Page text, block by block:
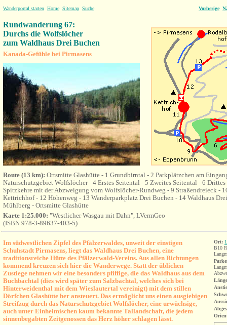
Wanderportal starten Home Sitemap Suche Vorherige
Rundwanderung 67:
Durchs die Wolfslöcher
zum Waldhaus Drei Buchen
Kanada-Gefühle bei Pirmasens
Route (13 km): Ortsmitte Glashütte - 1 Grundbirntal - 2 Parkplätzchen am
Naturschutzgebiet Wolfslöcher - 4 Erstes Seitental - 5 Zweites Seitental - 6
Spitzkehre mit der Abzweigung vom Wolfslöcher-Rundweg - 9 Straßendreieck -
Kettrichhof - 12 Höhenweg - 13 Wanderparkplatz Drei Buchen - 14 Waldhaus
Mühlberg - Ortsmitte Glashütte
Karte 1:25.000: "Westlicher Wasgau mit Dahn", LVermGeo
(ISBN 978-3-89637-403-5)
Im südwestlichen Zipfel des Pfälzerwaldes, unweit der einstigen
Schuhstadt Pirmasens, liegt das Waldhaus Drei Buchen, eine
traditionsreiche Hütte des Pfälzerwald-Vereins.Aus allen Richtungen
kommend kreuzen sich hier die Wanderwege. Statt der üblichen
Zustiege nehmen wir eine besonders pfiffige, die das Waldhaus aus dem
Buchbachtal (dies wird später zum Salzbachtal, welches sich bei
Hinterweidenthal mit dem Wieslautertal vereinigt) mit dem stillen
Dörfchen Glashütte her ansteuert. Das ermöglicht uns einen ausgiebigen
Streifzug durch das Naturschutzgebiet Wolfslöcher, eine urwüchsige,
auch unter Einheimischen kaum bekannte Tallandschaft, die jedem
sinnenbegabten Zeitgenossen das Herz höher schlagen lässt.
Ort:
B10